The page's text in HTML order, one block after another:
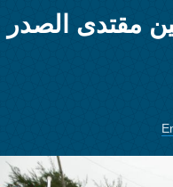
مقتدى الصدر